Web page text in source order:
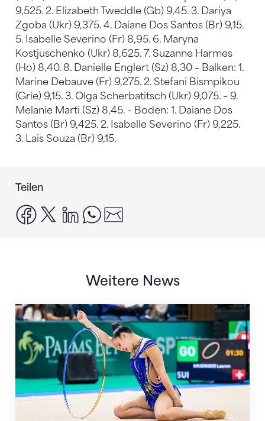
9,525. 2. Elizabeth Tweddle (Gb) 9,45. 3. Dariya
Zgoba (Ukr) 9,375. 4. Daiane Dos Santos (Br) 9,15.
5. Isabelle Severino (Fr) 8,95. 6. Maryna
Kostjuschenko (Ukr) 8,625. 7. Suzanne Harmes
(Ho) 8,40. 8. Danielle Englert (Sz) 8,30 – Balken: 1.
Marine Debauve (Fr) 9,275. 2. Stefani Bismpikou
(Grie) 9,15. 3. Olga Scherbatitsch (Ukr) 9,075. – 9.
Melanie Marti (Sz) 8,45. – Boden: 1. Daiane Dos
Santos (Br) 9,425. 2. Isabelle Severino (Fr) 9,225.
3. Lais Souza (Br) 9,15.
Teilen
facebook
x linkedinwhatsapp
Weitere News
Nächster Halt: Weltmeisterschaft